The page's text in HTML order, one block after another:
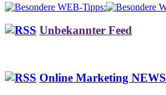
Unbekannter Feed
Online Marketing NEWS